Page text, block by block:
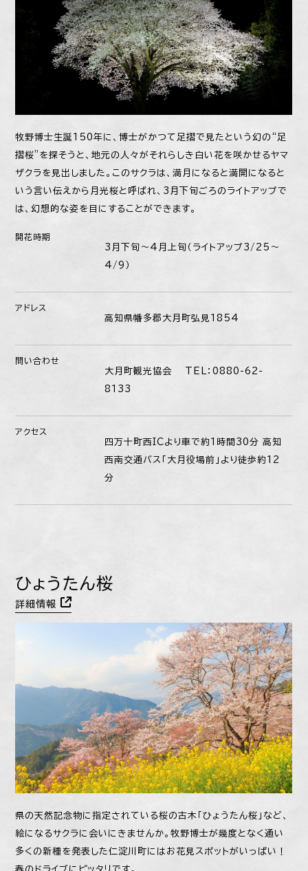
牧野博士生誕150年に、博士がかつて足摺で見たという幻の“足
摺桜”を探そうと、地元の人々がそれらしき白い花を咲かせるヤマ
ザクラを見出しました。このサクラは、満月になると満開になると
いう言い伝えから月光桜と呼ばれ、3月下旬ごろのライトアップで
は、幻想的な姿を目にすることができます。
開花時期
3月下旬〜4月上旬（ライトアップ3/25〜
4/9）
アドレス
高知県幡多郡大月町弘見1854
問い合わせ
大月町観光協会 TEL：0880-62-
8133
アクセス
四万十町西ICより車で約1時間30分 高知
西南交通バス「大月役場前」より徒歩約12
分
ひょうたん桜
詳細情報
県の天然記念物に指定されている桜の古木「ひょうたん桜」など、
絵になるサクラに会いにきませんか。牧野博士が幾度となく通い
多くの新種を発表した仁淀川町にはお花見スポットがいっぱい！